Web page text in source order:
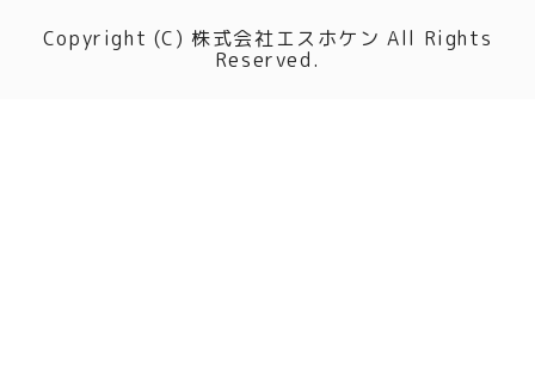
Copyright (C) 株式会社エスホケン All Rights
Reserved.